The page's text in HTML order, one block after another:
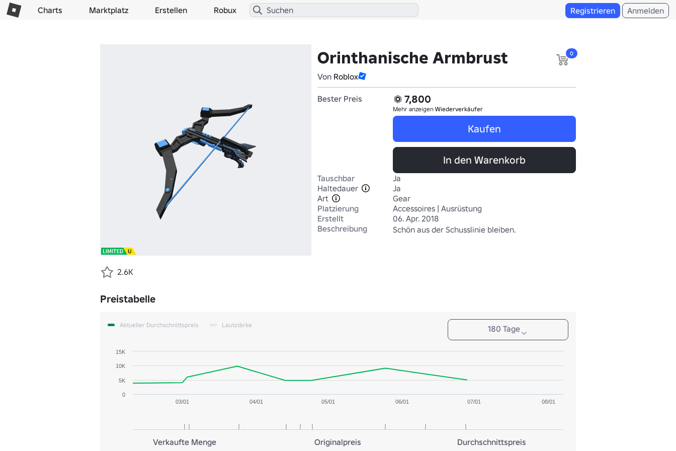
Charts Marktplatz Erstellen Robux Registrieren Anmelden
Orinthanische Armbrust
Von Roblox
0
Bester Preis 7,800
Mehr anzeigen Wiederverkäufer
Kaufen
In den Warenkorb
Tauschbar
Ja
Haltedauer
Ja
Art
Gear
Platzierung
Accessoires | Ausrüstung
Erstellt
06. Apr. 2018
Beschreibung
Schön aus der Schusslinie bleiben.
2.6K
Preistabelle
180 Tage
Aktueller Durchschnittspreis Lautstärke
03/01 04/01 05/01 06/01 07/01 08/01
0
5K
10K
15K
Verkaufte Menge Originalpreis Durchschnittspreis